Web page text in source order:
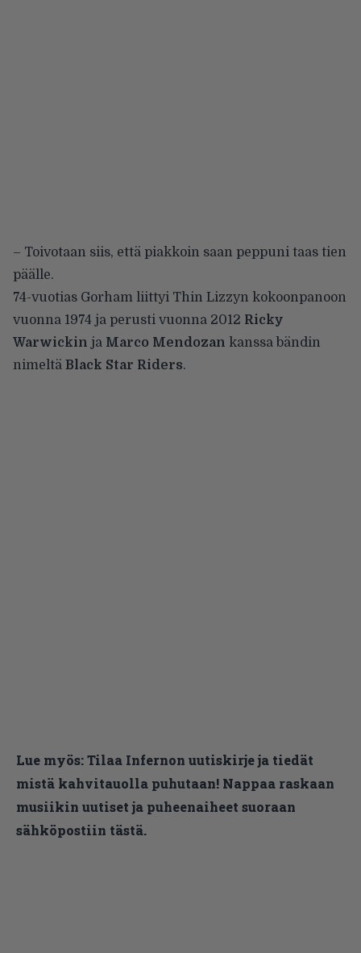
– Toivotaan siis, että piakkoin saan peppuni taas tien
päälle.
74-vuotias Gorham liittyi Thin Lizzyn kokoonpanoon
vuonna 1974 ja perusti vuonna 2012 Ricky
Warwickin ja Marco Mendozan kanssa bändin
nimeltä Black Star Riders.
Lue myös:Tilaa Infernon uutiskirje ja tiedät
mistä kahvitauolla puhutaan! Nappaa raskaan
musiikin uutiset ja puheenaiheet suoraan
sähköpostiin tästä.